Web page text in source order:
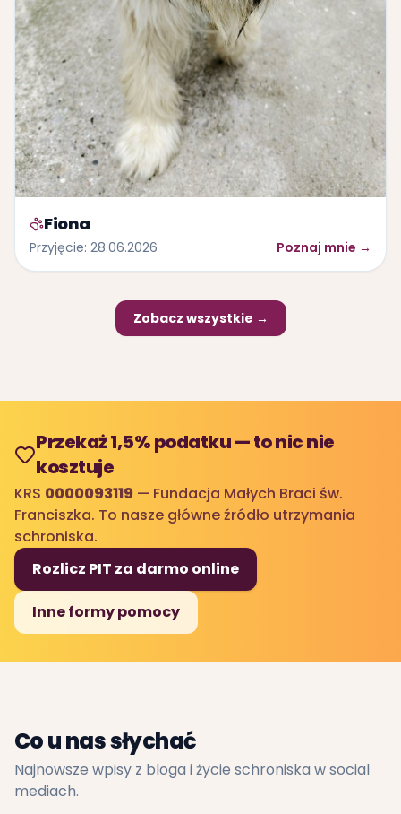
Fiona
Przyjęcie: 28.06.2026 Poznaj mnie →
Zobacz wszystkie →
Przekaż 1,5% podatku — to nic nie
kosztuje
KRS 0000093119 — Fundacja Małych Braci św.
Franciszka. To nasze główne źródło utrzymania
schroniska.
Rozlicz PIT za darmo online
Inne formy pomocy
Co u nas słychać
Najnowsze wpisy z bloga i życie schroniska w social
mediach.